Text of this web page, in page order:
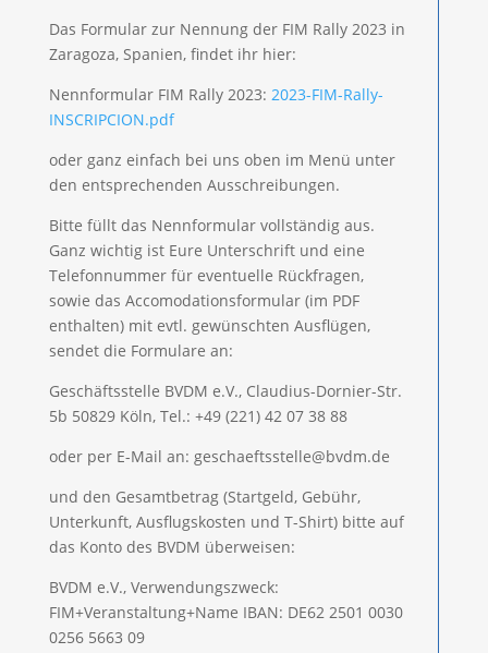
Das Formular zur Nennung der FIM Rally 2023 in
Zaragoza, Spanien, findet ihr hier:
Nennformular FIM Rally 2023: 2023-FIM-Rally-
INSCRIPCION.pdf
oder ganz einfach bei uns oben im Menü unter
den entsprechenden Ausschreibungen.
Bitte füllt das Nennformular vollständig aus.
Ganz wichtig ist Eure Unterschrift und eine
Telefonnummer für eventuelle Rückfragen,
sowie das Accomodationsformular (im PDF
enthalten) mit evtl. gewünschten Ausflügen,
sendet die Formulare an:
Geschäftsstelle BVDM e.V., Claudius-Dornier-Str.
5b 50829 Köln, Tel.: +49 (221) 42 07 38 88
oder per E-Mail an: geschaeftsstelle@bvdm.de
und den Gesamtbetrag (Startgeld, Gebühr,
Unterkunft, Ausflugskosten und T-Shirt) bitte auf
das Konto des BVDM überweisen:
BVDM e.V., Verwendungszweck:
FIM+Veranstaltung+Name IBAN: DE62 2501 0030
0256 5663 09